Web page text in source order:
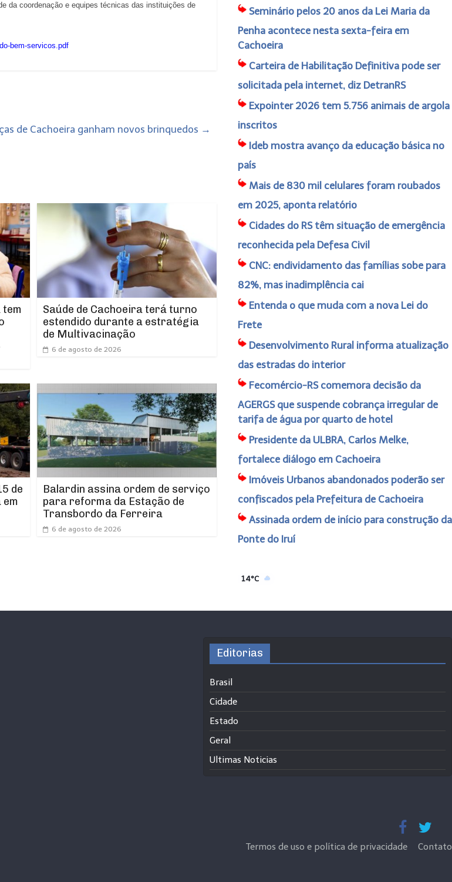
da coordenação e equipes técnicas das instituições de
bem-servicos.pdf
de Cachoeira ganham novos brinquedos →
tem
Saúde de Cachoeira terá turno
estendido durante a estratégia
de Multivacinação
6 de agosto de 2026
de
em
Balardin assina ordem de serviço
para reforma da Estação de
Transbordo da Ferreira
6 de agosto de 2026
Seminário pelos 20 anos da Lei Maria da
Penha acontece nesta sexta-feira em
Cachoeira
Carteira de Habilitação Definitiva pode ser
solicitada pela internet, diz DetranRS
Expointer 2026 tem 5.756 animais de argola
inscritos
Ideb mostra avanço da educação básica no
país
Mais de 830 mil celulares foram roubados
em 2025, aponta relatório
Cidades do RS têm situação de emergência
reconhecida pela Defesa Civil
CNC: endividamento das famílias sobe para
82%, mas inadimplência cai
Entenda o que muda com a nova Lei do
Frete
Desenvolvimento Rural informa atualização
das estradas do interior
Fecomércio-RS comemora decisão da
AGERGS que suspende cobrança irregular de
tarifa de água por quarto de hotel
Presidente da ULBRA, Carlos Melke,
fortalece diálogo em Cachoeira
Imóveis Urbanos abandonados poderão ser
confiscados pela Prefeitura de Cachoeira
Assinada ordem de início para construção da
Ponte do Iruí
14°C
Editorias
Brasil
Cidade
Estado
Geral
Ultimas Noticias
Termos de uso e política de privacidade Contato